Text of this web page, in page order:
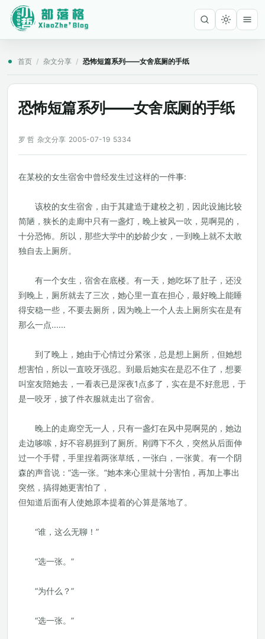
首页 / 杂文分享 / 恐怖短篇系列——女舍底厕的手纸
恐怖短篇系列——女舍底厕的手纸
罗 哲 杂文分享 2005-07-19 5334
在某校的女生宿舍中曾经发生过这样的一件事:
该校的女生宿舍，由于其建造于建校之初，因此设施比较
简陋，狭长的走廊中只有一盏灯，晚上被风一吹，晃啊晃的，
十分恐怖。所以，那些大学中的妙龄少女，一到晚上就不太敢
独自去上厕所。
有一个女生，宿舍在底楼。有一天，她吃坏了肚子，还没
到晚上，厕所就去了三次，她心里一直在担心，最好晚上能睡
得安稳一些，不要去厕所，因为晚上一个人去上厕所实在是有
那么一点......
到了晚上，她由于心情过分紧张，总是想上厕所，但她想
想害怕，所以一直咬牙强忍。到最后她实在是忍不住了，想要
叫室友陪她去，一看表已是深夜1点多了，实在是不好意思，于
是一咬牙，披了件衣服就走出了宿舍。
晚上的走廊空无一人，只有一盏灯在风中晃啊晃的，她边
走边哆嗦，好不容易捱到了厕所。刚蹲下不久，突然从后面伸
过一个手臂，手里捏着两张草纸，一张白，一张黄。有一个阴
森的声音说：“选一张。”她本来心里就十分害怕，再加上事出
突然，搞得她更害怕了，
但知道后面有人使她原本提着的心算是落地了。
“谁，这么无聊！”
“选一张。”
“为什么？”
“选一张。”